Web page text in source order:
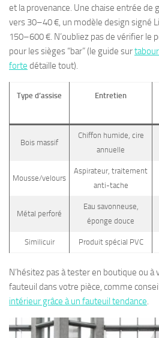
et la provenance. Une chaise entrée de
vers 30–40 €, un modèle design signé
150–600 €. N’oubliez pas de vérifier le
pour les sièges “bar” (le guide sur
forte détaille tout).
Type d’assise Entretien
Bois massif
Chiffon humide, cire
annuelle
Mousse/velours
Aspirateur, traitement
anti-tache
Métal perforé
Eau savonneuse,
éponge douce
Similicuir Produit spécial PVC
N’hésitez pas à tester en boutique ou à
fauteuil dans votre pièce, comme
intérieur grâce à un fauteuil tendance.